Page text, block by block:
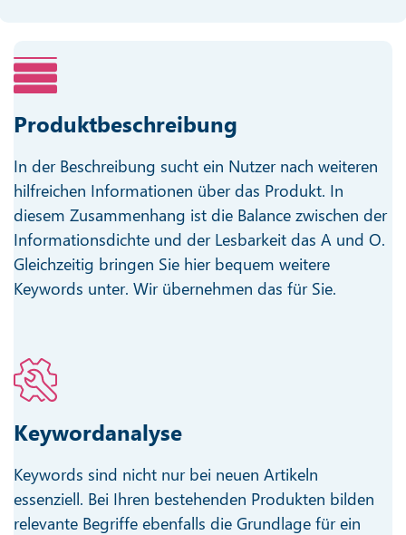
Produktbeschreibung
In der Beschreibung sucht ein Nutzer nach weiteren
hilfreichen Informationen über das Produkt. In
diesem Zusammenhang ist die Balance zwischen der
Informationsdichte und der Lesbarkeit das A und O.
Gleichzeitig bringen Sie hier bequem weitere
Keywords unter. Wir übernehmen das für Sie.
Keywordanalyse
Keywords sind nicht nur bei neuen Artikeln
essenziell. Bei Ihren bestehenden Produkten bilden
relevante Begriffe ebenfalls die Grundlage für ein